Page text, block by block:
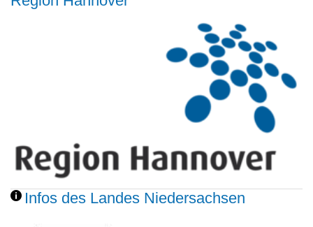
Infos des Landes Niedersachsen